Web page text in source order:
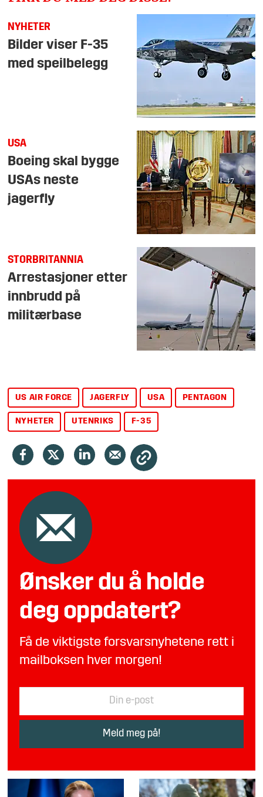
NYHETER
Bilder viser F-35
med speilbelegg
USA
Boeing skal bygge
USAs neste
jagerfly
STORBRITANNIA
Arrestasjoner etter
innbrudd på
militærbase
US AIR FORCE JAGERFLY USA PENTAGON
NYHETER UTENRIKS F-35
Ønsker du å holde
deg oppdatert?
Få de viktigste forsvarsnyhetene rett i
mailboksen hver morgen!